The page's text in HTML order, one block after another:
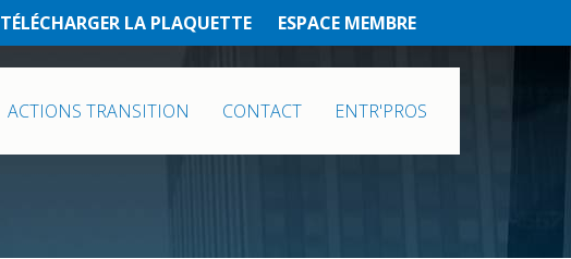
TÉLÉCHARGER LA PLAQUETTE ESPACE MEMBRE
ACTIONS TRANSITION CONTACT ENTR'PROS